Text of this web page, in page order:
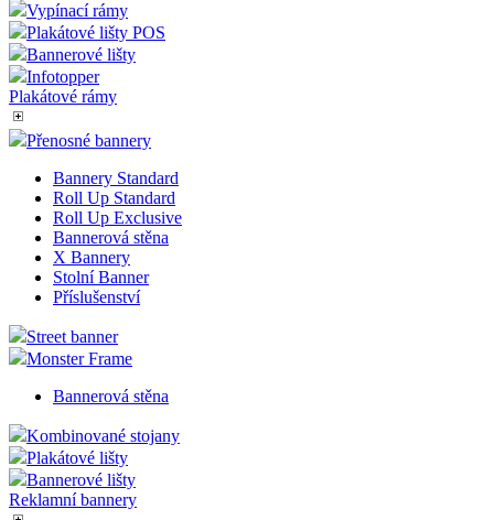
Vypínací rámy
Plakátové lišty POS
Bannerové lišty
Infotopper
Plakátové rámy
Přenosné bannery
Bannery Standard
Roll Up Standard
Roll Up Exclusive
Bannerová stěna
X Bannery
Stolní Banner
Příslušenství
Street banner
Monster Frame
Bannerová stěna
Kombinované stojany
Plakátové lišty
Bannerové lišty
Reklamní bannery